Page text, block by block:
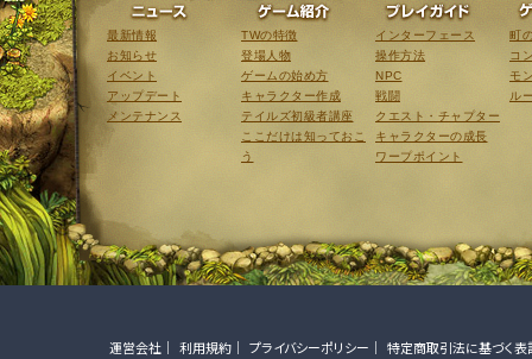
ニュース
最新情報
お知らせ
イベント
アップデート
メンテナンス
ゲーム紹介
TWの特徴
登場人物
ゲームの始め方
キャラクター作成
テイルズ初級者講座
ここだけは知っておこ
う
インターフェース
操作方法
NPC
戦闘
クエスト・チャプター
キャラクターの成長
ワープポイント
町
コ
モ
ル
運営会社 利用規約 プライバシーポリシー 特定商取引法に基づく表